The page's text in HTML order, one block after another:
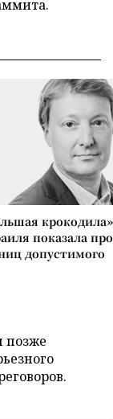
показала
допустимого
позже